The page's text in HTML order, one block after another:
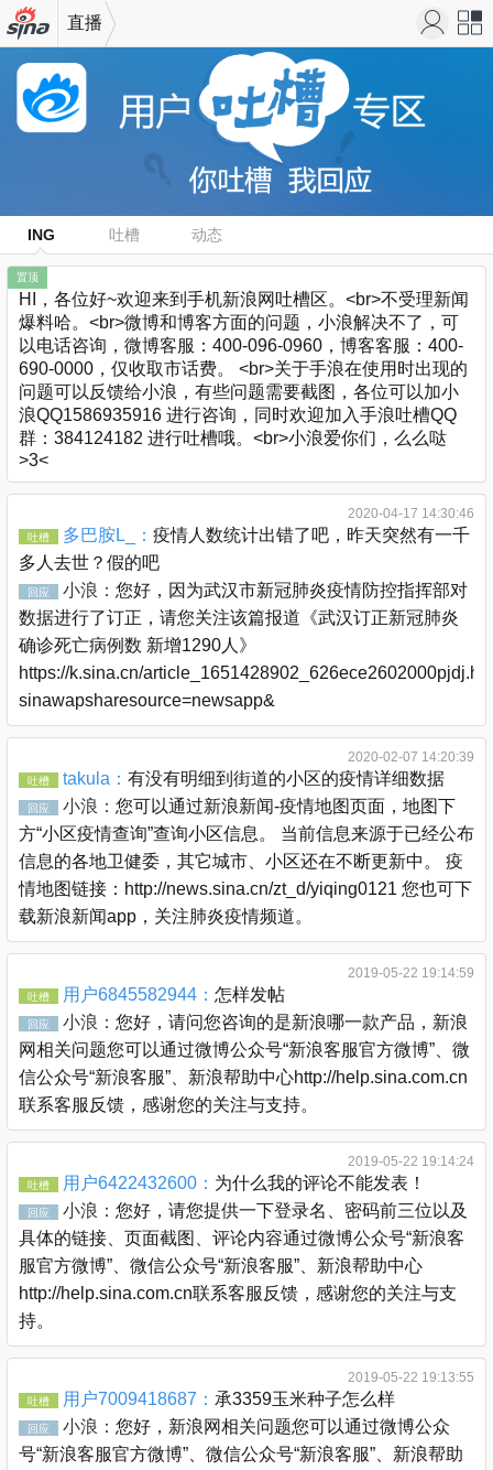
机新浪
直播
ING 吐槽 动态
置顶
HI，各位好~欢迎来到手机新浪网吐槽区。<br>不受理新闻
爆料哈。<br>微博和博客方面的问题，小浪解决不了，可
以电话咨询，微博客服：400-096-0960，博客客服：400-
690-0000，仅收取市话费。 <br>关于手浪在使用时出现的
问题可以反馈给小浪，有些问题需要截图，各位可以加小
浪QQ1586935916 进行咨询，同时欢迎加入手浪吐槽QQ
群：384124182 进行吐槽哦。<br>小浪爱你们，么么哒
>3<
2020-04-17 14:30:46
吐槽 多巴胺L_： 疫情人数统计出错了吧，昨天突然有一千
多人去世？假的吧
回应 小浪： 您好，因为武汉市新冠肺炎疫情防控指挥部对
数据进行了订正，请您关注该篇报道《武汉订正新冠肺炎
确诊死亡病例数 新增1290人》
https://k.sina.cn/
sinawapsharesource=newsapp&
2020-02-07 14:20:39
吐槽 takula： 有没有明细到街道的小区的疫情详细数据
回应 小浪： 您可以通过新浪新闻-疫情地图页面，地图下
方“小区疫情查询”查询小区信息。 当前信息来源于已经公布
信息的各地卫健委，其它城市、小区还在不断更新中。 疫
情地图链接：http://news.sina.cn/zt_d/yiqing0121 您也可下
载新浪新闻app，关注肺炎疫情频道。
2019-05-22 19:14:59
吐槽 用户6845582944： 怎样发帖
回应 小浪： 您好，请问您咨询的是新浪哪一款产品，新浪
网相关问题您可以通过微博公众号“新浪客服官方微博”、微
信公众号“新浪客服”、新浪帮助中心http://help.sina.com.cn
联系客服反馈，感谢您的关注与支持。
2019-05-22 19:14:24
吐槽 用户6422432600： 为什么我的评论不能发表！
回应 小浪： 您好，请您提供一下登录名、密码前三位以及
具体的链接、页面截图、评论内容通过微博公众号“新浪客
服官方微博”、微信公众号“新浪客服”、新浪帮助中心
http://help.sina.com.cn联系客服反馈，感谢您的关注与支
持。
2019-05-22 19:13:55
吐槽 用户7009418687： 承3359玉米种子怎么样
回应 小浪： 您好，新浪网相关问题您可以通过微博公众
号“新浪客服官方微博”、微信公众号“新浪客服”、新浪帮助